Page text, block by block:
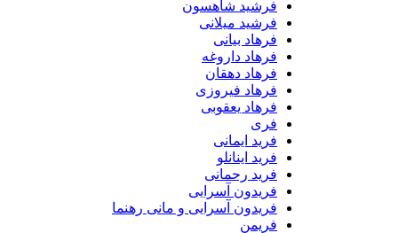
فرشید شاهسون
فرشید میلانی
فرهاد بیانی
فرهاد داروغه
فرهاد دهقان
فرهاد فیروزی
فرهاد یعقوبی
فرید ایمانی
فرید اینانلو
فرید رحمانی
فریدون آسرایی
فریدون آسرایی و مانی رهنما